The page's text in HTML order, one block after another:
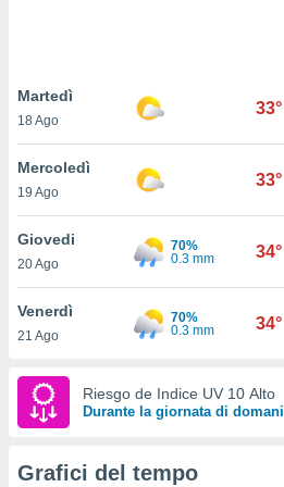
In
ti
per
nel
utilizzati
o
Martedì
18 Ago
33°
Mercoledì
19 Ago
33°
Giovedi
20 Ago
70%
0.3 mm
34°
Venerdì
21 Ago
70%
0.3 mm
34°
Riesgo de Indice UV 10 Alto
Durante la giornata di domani
Grafici del tempo